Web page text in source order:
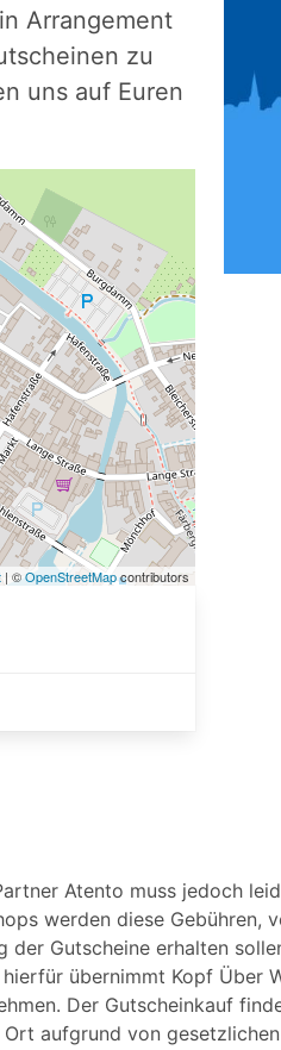
Arrangement
zu
uns auf Euren
| ©OpenStreetMapcontributors
Atento muss jedoch
werden diese
Gutscheine erhalten
übernimmt Kopf Über
Der Gutscheinkauf
aufgrund von